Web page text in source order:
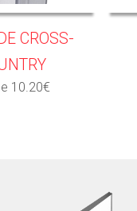
CROSS-
10.20€